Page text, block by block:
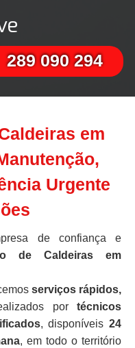
289 090 294
em
Urgente
de confiança e
de Caldeiras em
serviços rápidos,
por técnicos
, disponíveis24
, em todo o território